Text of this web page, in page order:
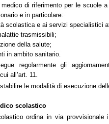
di riferimento per le scuole
e in particolare:
scolastica e ai servizi specialistici
trasmissibili;
della salute;
in ambito sanitario.
regolarmente gli
all’art. 11.
stabilire le modalità di esecuzione
scolastico
ordina in via provvisionale